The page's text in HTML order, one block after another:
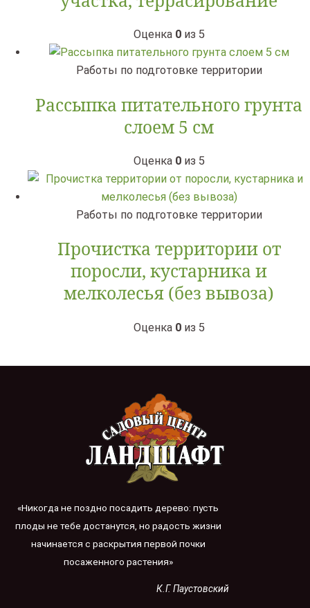
Оценка 0из 5
Работы по подготовке территории
Рассыпка питательного грунта
слоем 5 см
Оценка 0из 5
Работы по подготовке территории
Прочистка территории от
поросли, кустарника и
мелколесья (без вывоза)
Оценка 0из 5
«Никогда не поздно посадить дерево: пусть
плоды не тебе достанутся, но радость жизни
начинается с раскрытия первой почки
посаженного растения»
К.Г. Паустовский